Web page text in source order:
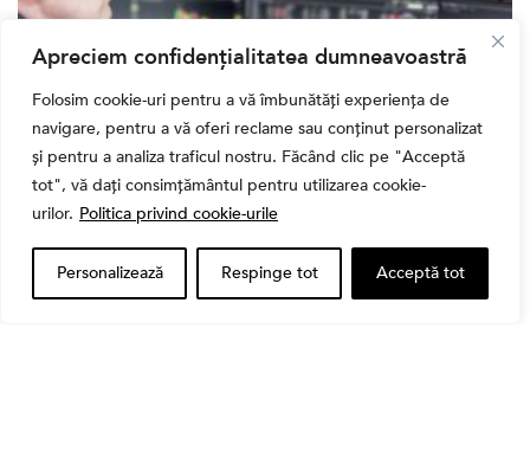
Apreciem confidențialitatea dumneavoastră
Folosim cookie-uri pentru a vă îmbunătăți experiența de
navigare, pentru a vă oferi reclame sau conținut personalizat
și pentru a analiza traficul nostru. Făcând clic pe "Acceptă
tot", vă dați consimțământul pentru utilizarea cookie-
urilor. Politica privind cookie-urile
Personalizează Respinge tot Acceptă tot
Banii tăi
Când vinzi o acțiune din portofoliu: Cele 7 motive
întemeiate și 4 capcane emoționale (ghid 2026)